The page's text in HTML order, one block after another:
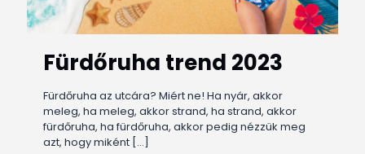
Fürdőruha trend 2023
Fürdőruha az utcára? Miért ne! Ha nyár, akkor
meleg, ha meleg, akkor strand, ha strand, akkor
fürdőruha, ha fürdőruha, akkor pedig nézzük meg
azt, hogy miként […]